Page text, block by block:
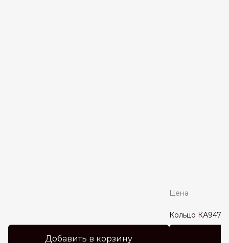
Добавить в корзину
Цена
Кольцо КА947